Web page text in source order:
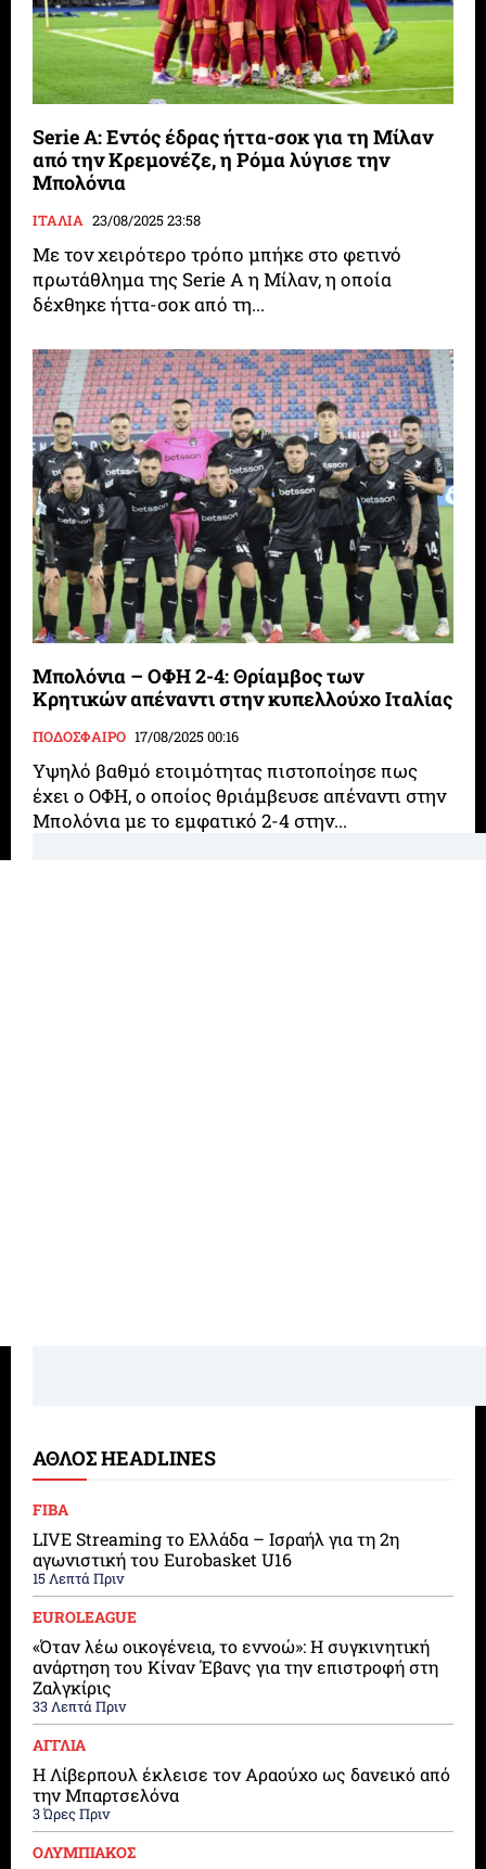
Serie A: Εντός έδρας ήττα-σοκ για τη Μίλαν
από την Κρεμονέζε, η Ρόμα λύγισε την
Μπολόνια
ΙΤΑΛΙΑ 23/08/2025 23:58
Με τον χειρότερο τρόπο μπήκε στο φετινό
πρωτάθλημα της Serie A η Μίλαν, η οποία
δέχθηκε ήττα-σοκ από τη...
Μπολόνια – ΟΦΗ 2-4: Θρίαμβος των
Κρητικών απέναντι στην κυπελλούχο Ιταλίας
ΠΟΔΟΣΦΑΙΡΟ 17/08/2025 00:16
Υψηλό βαθμό ετοιμότητας πιστοποίησε πως
έχει ο ΟΦΗ, ο οποίος θριάμβευσε απέναντι στην
Μπολόνια με το εμφατικό 2-4 στην...
ΑΘΛΟΣ HEADLINES
FIBA
LIVE Streaming το Ελλάδα – Ισραήλ για τη 2η
αγωνιστική του Eurobasket U16
15 Λεπτά Πριν
EUROLEAGUE
«Όταν λέω οικογένεια, το εννοώ»: Η συγκινητική
ανάρτηση του Κίναν Έβανς για την επιστροφή στη
Ζαλγκίρις
33 Λεπτά Πριν
ΑΓΓΛΙΑ
Η Λίβερπουλ έκλεισε τον Αραούχο ως δανεικό από
την Μπαρτσελόνα
3 Ώρες Πριν
ΟΛΥΜΠΙΑΚΟΣ